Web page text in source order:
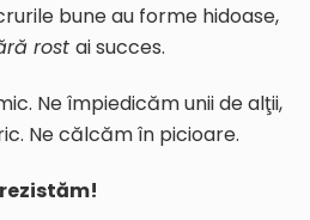
bune au forme hidoase,
rost ai succes.
Ne împiedicăm unii de alţii,
Ne călcăm în picioare.